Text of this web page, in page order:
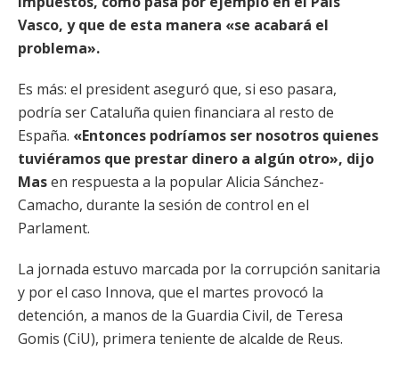
Vasco, y que de esta manera «se acabará el
problema».
Es más: el president aseguró que, si eso pasara,
podría ser Cataluña quien financiara al resto de
España. «Entonces podríamos ser nosotros quienes
tuviéramos que prestar dinero a algún otro», dijo
Masen respuesta a la popular Alicia Sánchez-
Camacho, durante la sesión de control en el
Parlament.
La jornada estuvo marcada por la corrupción sanitaria
y por el caso Innova, que el martes provocó la
detención, a manos de la Guardia Civil, de Teresa
Gomis (CiU), primera teniente de alcalde de Reus.